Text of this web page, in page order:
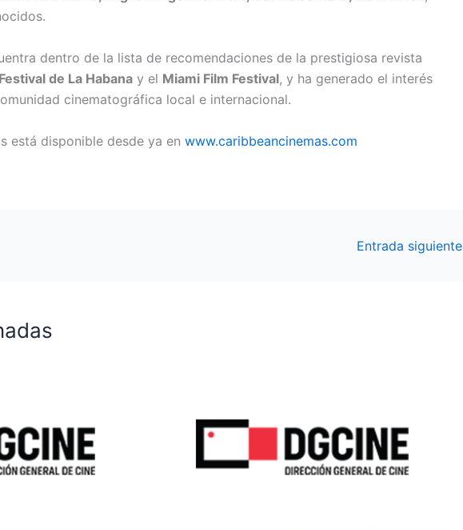
dentro de la lista de recomendaciones de la prestigiosa revista
Festival de La Habana y el Miami Film Festival, y ha generado el interés
cinematográfica local e internacional.
está disponible desde ya en www.caribbeancinemas.com
Entrada siguiente